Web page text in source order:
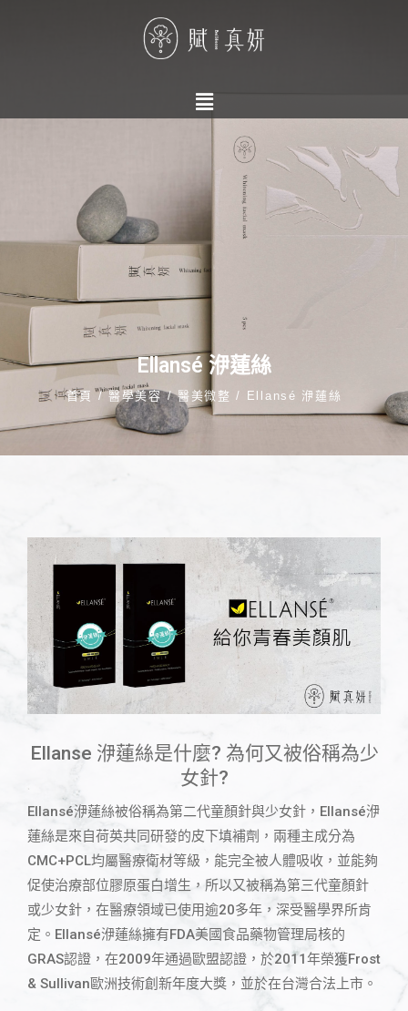
Ellansé 洢蓮絲
首頁 / 醫學美容 / 醫美微整 / Ellansé 洢蓮絲
Ellanse 洢蓮絲是什麼? 為何又被俗稱為少
女針?
Ellansé洢蓮絲被俗稱為第二代童顏針與少女針，Ellansé洢
蓮絲是來自荷英共同研發的皮下填補劑，兩種主成分為
CMC+PCL均屬醫療衛材等級，能完全被人體吸收，並能夠
促使治療部位膠原蛋白增生，所以又被稱為第三代童顏針
或少女針，在醫療領域已使用逾20多年，深受醫學界所肯
定。Ellansé洢蓮絲擁有FDA美國食品藥物管理局核的
GRAS認證，在2009年通過歐盟認證，於2011年榮獲Frost
& Sullivan歐洲技術創新年度大獎，並於在台灣合法上市。